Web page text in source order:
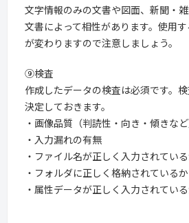
文字情報のみの文書や図面、新聞・
文書によって相性があります。使用
が変わりますので注意しましょう。
⑨検査
作成したデータの検査は必須です。
決定しておきます。
・画像品質（判読性・向き・傾きなど
・入力漏れの有無
・ファイル名が正しく入力されてい
・フォルダに正しく格納されているか
・属性データが正しく入力されてい